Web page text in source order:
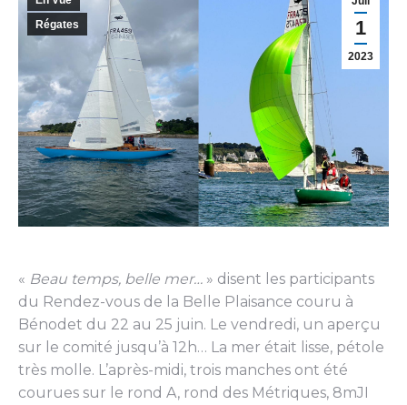
1
2023
Régates
« Beau temps, belle mer… » disent les participants
du Rendez-vous de la Belle Plaisance couru à
Bénodet du 22 au 25 juin. Le vendredi, un aperçu
sur le comité jusqu’à 12h… La mer était lisse, pétole
très molle. L’après-midi, trois manches ont été
courues sur le rond A, rond des Métriques, 8mJI